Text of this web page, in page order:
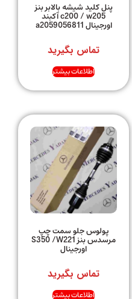
پنل کلید شیشه بالابر بنز
c200 / w205 آکبند
اورجینال a2059056811
تماس بگیرید
اطلاعات بیشتر
پولوس جلو سمت چپ
مرسدس بنز S350 /W221
اورجینال
تماس بگیرید
اطلاعات بیشتر